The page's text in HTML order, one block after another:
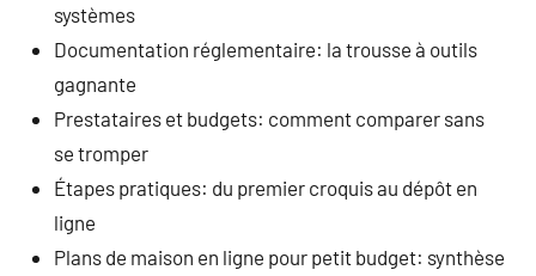
systèmes
Documentation réglementaire: la trousse à outils
gagnante
Prestataires et budgets: comment comparer sans
se tromper
Étapes pratiques: du premier croquis au dépôt en
ligne
Plans de maison en ligne pour petit budget: synthèse